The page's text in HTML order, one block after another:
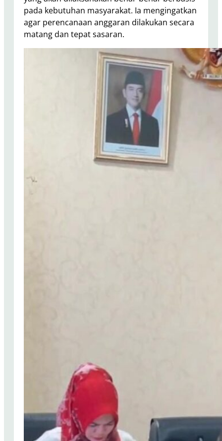
pada kebutuhan masyarakat. Ia mengingatkan
agar perencanaan anggaran dilakukan secara
matang dan tepat sasaran.